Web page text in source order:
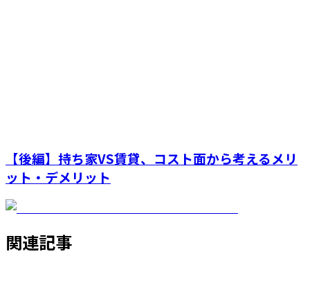
【後編】持ち家VS賃貸、コスト面から考えるメリ
ット・デメリット
関連記事